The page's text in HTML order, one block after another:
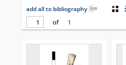
add all to bibliography
of
1